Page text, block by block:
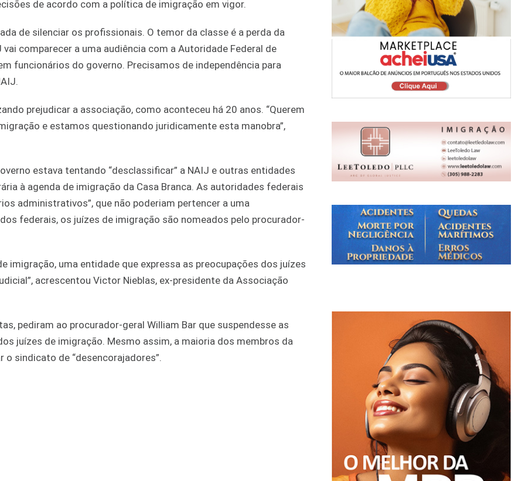
de acordo com a política de imigração em vigor.
de silenciar os profissionais. O temor da classe é a perda da
comparecer a uma audiência com a Autoridade Federal de
funcionários do governo. Precisamos de independência para
prejudicar a associação, como aconteceu há 20 anos. “Querem
e estamos questionando juridicamente esta manobra”,
estava tentando “desclassificar” a NAIJ e outras entidades
à agenda de imigração da Casa Branca. As autoridades federais
administrativos”, que não poderiam pertencer a uma
federais, os juízes de imigração são nomeados pelo procurador-
imigração, uma entidade que expressa as preocupações dos juízes
acrescentou Victor Nieblas, ex-presidente da Associação
pediram ao procurador-geral William Bar que suspendesse as
juízes de imigração. Mesmo assim, a maioria dos membros da
sindicato de “desencorajadores”.